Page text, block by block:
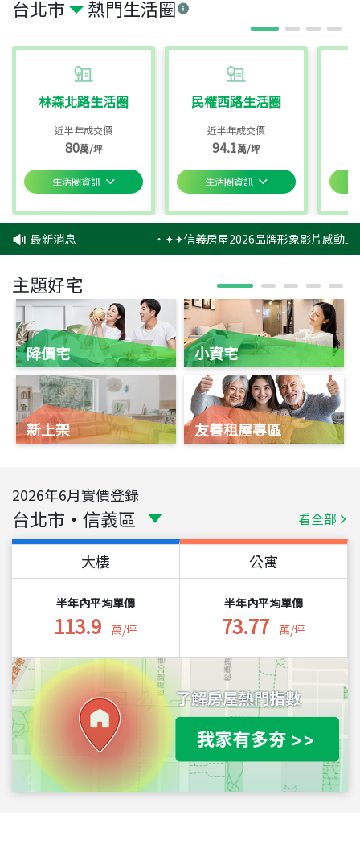
台北市 熱門生活圈
林森北路生活圈
近半年成交價
80萬/坪
生活圈資訊
民權西路生活圈
近半年成交價
94.1萬/坪
生活圈資訊
最新消息 ‧✦✦信義房屋2026品牌形象影片感動上
主題好宅
降價宅
新上架
小資宅
友善租屋專區
2026年6月實價登錄
台北市 ・ 信義區 看全部
大樓
半年內平均單價
113.9 萬/坪
公寓
半年內平均單價
73.77 萬/坪